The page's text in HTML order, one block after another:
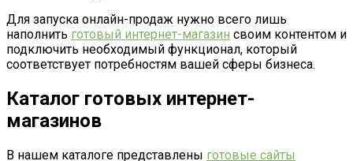
Для запуска онлайн-продаж нужно всего лишь
наполнить готовый интернет-магазин своим контентом и
подключить необходимый функционал, который
соответствует потребностям вашей сферы бизнеса.
Каталог готовых интернет-
магазинов
В нашем каталоге представлены готовые сайты